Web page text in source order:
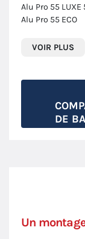
Alu Pro 55 LUXE
Alu Pro 55 ECO
VOIR PLUS
DE
Un